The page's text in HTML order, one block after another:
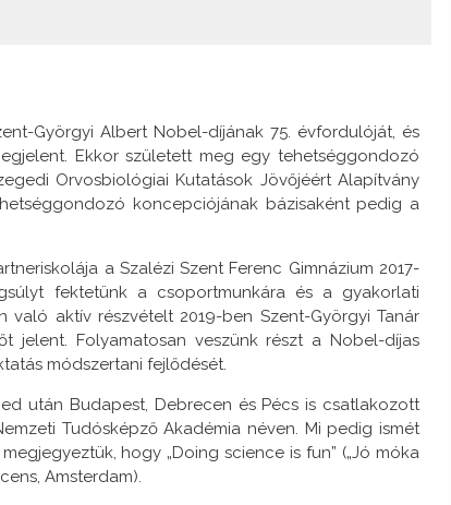
Györgyi Albert Nobel-díjának 75. évfordulóját, és
Ekkor született meg egy tehetséggondozó
Orvosbiológiai Kutatások Jövőjéért Alapítvány
koncepciójának bázisaként pedig a
a Szalézi Szent Ferenc Gimnázium 2017-
fektetünk a csoportmunkára és a gyakorlati
aktív részvételt 2019-ben Szent-Györgyi Tanár
jelent. Folyamatosan veszünk részt a Nobel-díjas
módszertani fejlődését.
után Budapest, Debrecen és Pécs is csatlakozott
Tudósképző Akadémia néven. Mi pedig ismét
hogy „Doing science is fun” („Jó móka
Amsterdam).